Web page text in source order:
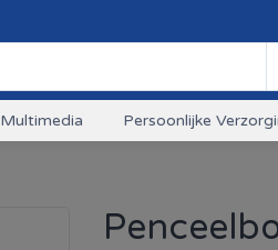
Multimedia Persoonlijke